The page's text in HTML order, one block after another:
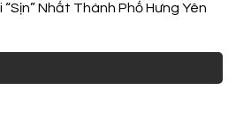
Nhất Thành Phố Hưng Yên